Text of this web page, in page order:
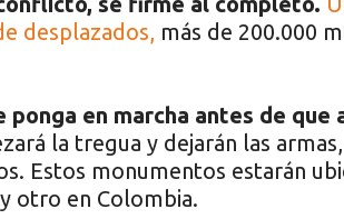
desplazados, más de 200.000
en marcha antes de que
la tregua y dejarán las
Estos monumentos estarán
otro en Colombia.